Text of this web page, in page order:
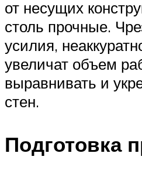
от несущих
столь прочные.
усилия,
увеличат объем
выравнивать и
стен.
Подготовка